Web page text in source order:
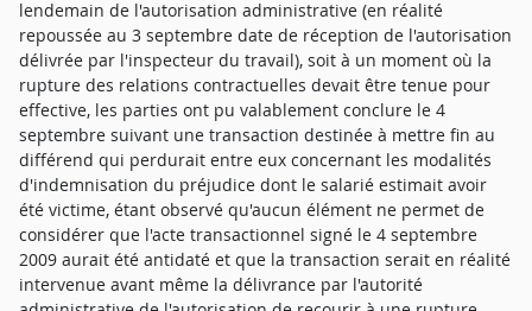
lendemain de l'autorisation administrative (en réalité
repoussée au 3 septembre date de réception de l'autorisation
délivrée par l'inspecteur du travail), soit à un moment où la
rupture des relations contractuelles devait être tenue pour
effective, les parties ont pu valablement conclure le 4
septembre suivant une transaction destinée à mettre fin au
différend qui perdurait entre eux concernant les modalités
d'indemnisation du préjudice dont le salarié estimait avoir
été victime, étant observé qu'aucun élément ne permet de
considérer que l'acte transactionnel signé le 4 septembre
2009 aurait été antidaté et que la transaction serait en réalité
intervenue avant même la délivrance par l'autorité